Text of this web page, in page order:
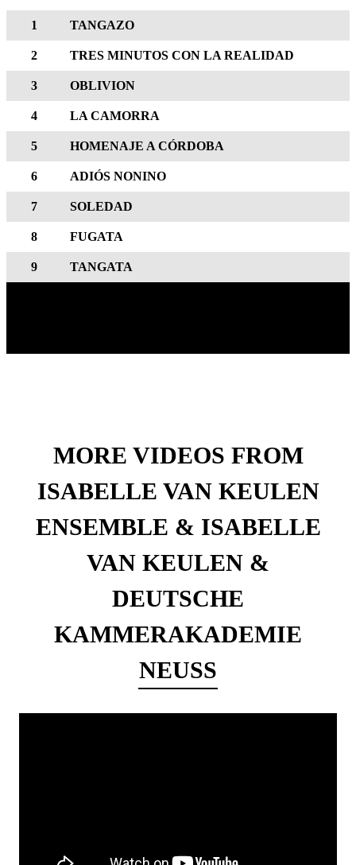
1 TANGAZO
2 TRES MINUTOS CON LA REALIDAD
3 OBLIVION
4 LA CAMORRA
5 HOMENAJE A CÓRDOBA
6 ADIÓS NONINO
7 SOLEDAD
8 FUGATA
9 TANGATA
MORE VIDEOS FROM
ISABELLE VAN KEULEN
ENSEMBLE & ISABELLE
VAN KEULEN &
DEUTSCHE
KAMMERAKADEMIE
NEUSS